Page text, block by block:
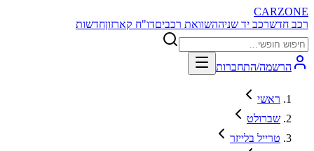
CARZONE
רכב חדשרכב יד שניההשוואת רכביםדו"ח קארזוןחדשות
הרשמה/התחברות
ראשי
שברולט
טרייל בלייזר